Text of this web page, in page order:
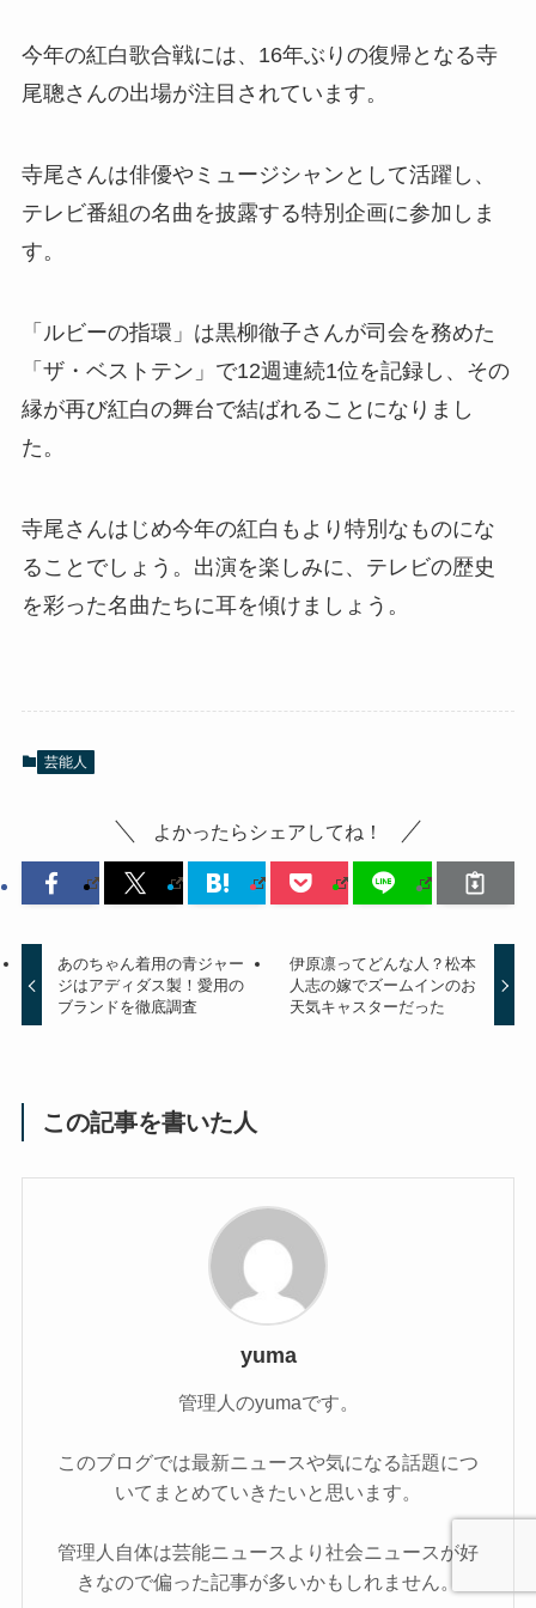
今年の紅白歌合戦には、16年ぶりの復帰となる寺
尾聰さんの出場が注目されています。
寺尾さんは俳優やミュージシャンとして活躍し、
テレビ番組の名曲を披露する特別企画に参加しま
す。
「ルビーの指環」は黒柳徹子さんが司会を務めた
「ザ・ベストテン」で12週連続1位を記録し、その
縁が再び紅白の舞台で結ばれることになりまし
た。
寺尾さんはじめ今年の紅白もより特別なものにな
ることでしょう。出演を楽しみに、テレビの歴史
を彩った名曲たちに耳を傾けましょう。
芸能人
よかったらシェアしてね！
あのちゃん着用の青ジャー
ジはアディダス製！愛用の
ブランドを徹底調査
伊原凛ってどんな人？松本
人志の嫁でズームインのお
天気キャスターだった
この記事を書いた人
yuma
管理人のyumaです。
このブログでは最新ニュースや気になる話題につ
いてまとめていきたいと思います。
管理人自体は芸能ニュースより社会ニュースが好
きなので偏った記事が多いかもしれません。